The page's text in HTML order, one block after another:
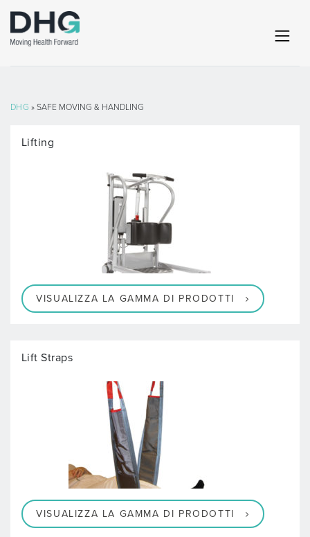
DHG » SAFE MOVING & HANDLING
Lifting
VISUALIZZA LA GAMMA DI PRODOTTI
Lift Straps
VISUALIZZA LA GAMMA DI PRODOTTI